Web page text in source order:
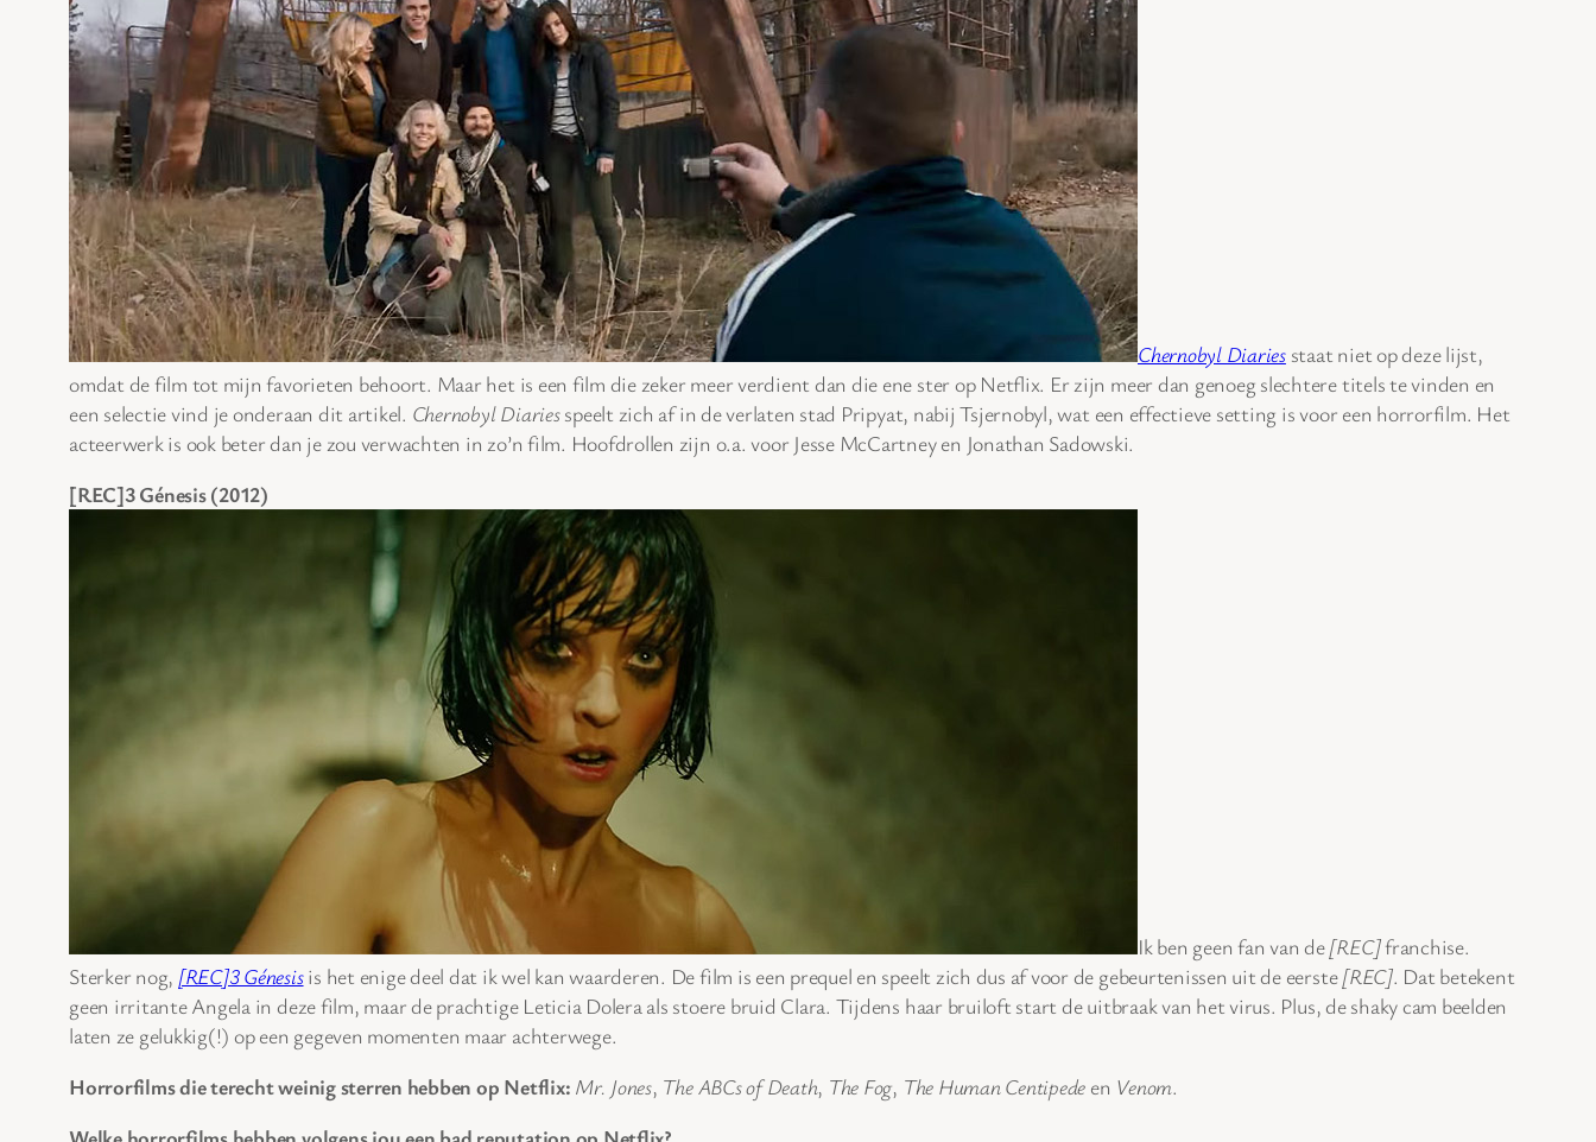
Chernobyl Diariesstaat niet op deze lijst,
omdat de film tot mijn favorieten behoort. Maar het is een film die zeker meer verdient dan die ene ster op Netflix. Er zijn meer dan genoeg slechtere titels te vinden en
een selectie vind je onderaan dit artikel. Chernobyl Diariesspeelt zich af in de verlaten stad Pripyat, nabij Tsjernobyl, wat een effectieve setting is voor een horrorfilm. Het
acteerwerk is ook beter dan je zou verwachten in zo’n film. Hoofdrollen zijn o.a. voor Jesse McCartney en Jonathan Sadowski.
[REC]3 Génesis (2012)
Ik ben geen fan van de[REC]franchise.
Sterker nog, [REC]3 Génesisis het enige deel dat ik wel kan waarderen. De film is een prequel en speelt zich dus af voor de gebeurtenissen uit de eerste[REC]. Dat betekent
geen irritante Angela in deze film, maar de prachtige Leticia Dolera als stoere bruid Clara. Tijdens haar bruiloft start de uitbraak van het virus. Plus, de shaky cam beelden
laten ze gelukkig(!) op een gegeven momenten maar achterwege.
Horrorfilms die terecht weinig sterren hebben op Netflix: Mr. Jones, The ABCs of Death, The Fog, The Human Centipede en Venom.